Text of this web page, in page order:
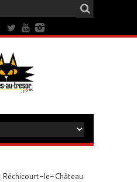
Réchicourt-le-Château